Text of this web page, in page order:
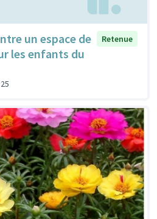
un espace de
les enfants du
Retenue
25